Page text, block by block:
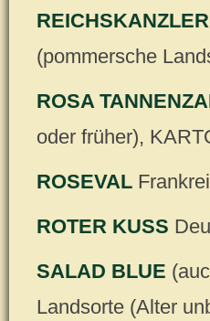
REICHSKANZLER
(pommersche
ROSA
oder früher),
ROSEVAL
ROTER KUSS
SALAD BLUE
Landsorte (Alter